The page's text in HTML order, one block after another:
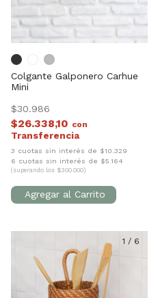
Colgante Galponero Carhue
Mini
$30.986
$26.338,10 con
3 cuotas sin interés de $10.329
6 cuotas sin interés de $5.164
(superando los $300.000)
1 / 6